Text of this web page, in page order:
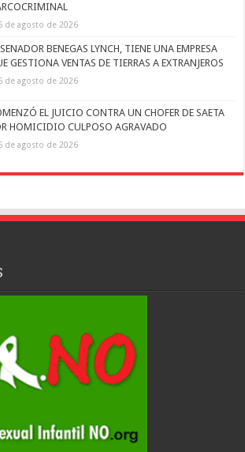
de agosto de 2026
BENEGAS LYNCH, TIENE UNA EMPRESA
GESTIONA VENTAS DE TIERRAS A EXTRANJEROS
de agosto de 2026
EL JUICIO CONTRA UN CHOFER DE SAETA
HOMICIDIO CULPOSO AGRAVADO
de agosto de 2026